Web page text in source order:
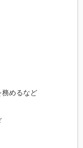
務めるなど